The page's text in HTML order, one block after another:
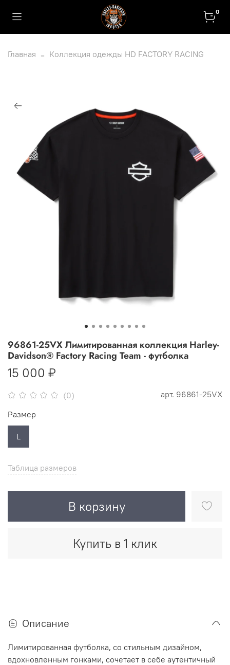
0
Главная Коллекция одежды HD FACTORY RACING
(0) арт. 96861-25VX
96861-25VX Лимитированная коллекция Harley-
Davidson® Factory Racing Team - футболка
15 000 ₽
Таблица размеров
В корзину
Купить в 1 клик
Размер
L
Описание
Лимитированная футболка, со стильным дизайном,
вдохновленным гонками, сочетает в себе аутентичный